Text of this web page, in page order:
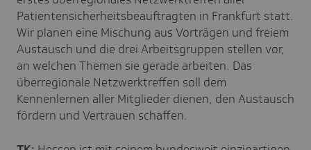
Patientensicherheitsbeauftragten in Frankfurt statt.
Wir planen eine Mischung aus Vorträgen und freiem
Austausch und die drei Arbeitsgruppen stellen vor,
an welchen Themen sie gerade arbeiten. Das
überregionale Netzwerktreffen soll dem
Kennenlernen aller Mitglieder dienen, den Austausch
fördern und Vertrauen schaffen.